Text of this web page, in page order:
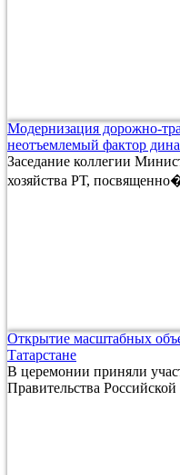
Модернизация дорожно-
неотъемлемый фактор
Заседание коллегии
хозяйства РТ,
Открытие масштабных
Татарстане
В церемонии приняли
Правительства